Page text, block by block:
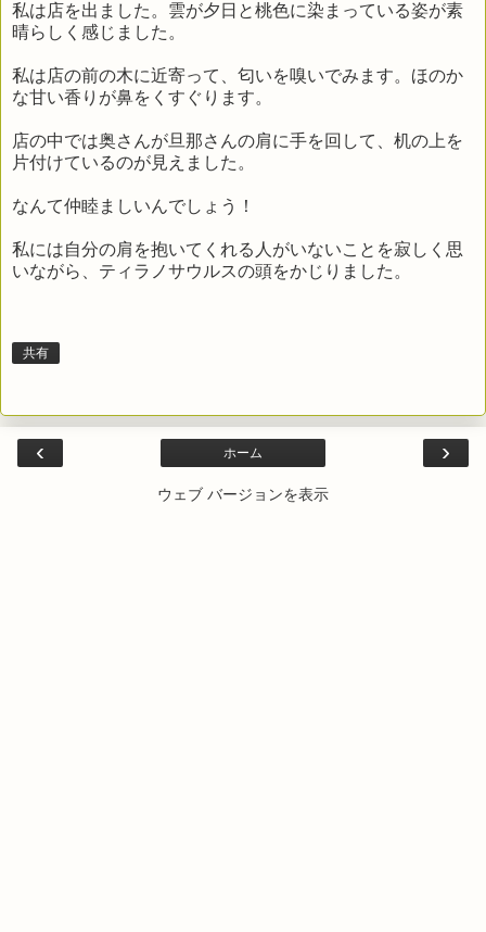
私は店を出ました。雲が夕日と桃色に染まっている姿が素
晴らしく感じました。
私は店の前の木に近寄って、匂いを嗅いでみます。ほのか
な甘い香りが鼻をくすぐります。
店の中では奥さんが旦那さんの肩に手を回して、机の上を
片付けているのが見えました。
なんて仲睦ましいんでしょう！
私には自分の肩を抱いてくれる人がいないことを寂しく思
いながら、ティラノサウルスの頭をかじりました。
共有
‹ ›
ホーム
ウェブ バージョンを表示